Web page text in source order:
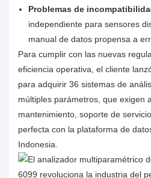
Problemas de
independiente para sensores
manual de datos propensa a
Para cumplir con las nuevas
eficiencia operativa, el cliente
para adquirir 36 sistemas de
múltiples parámetros, que exigen
mantenimiento, soporte de
perfecta con la plataforma de
Indonesia.